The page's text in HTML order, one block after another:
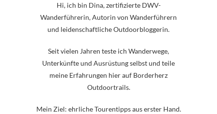
Hi, ich bin Dina, zertifizierte DWV-
Wanderführerin, Autorin von Wanderführern
und leidenschaftliche Outdoorbloggerin.
Seit vielen Jahren teste ich Wanderwege,
Unterkünfte und Ausrüstung selbst und teile
meine Erfahrungen hier auf Borderherz
Outdoortrails.
Mein Ziel: ehrliche Tourentipps aus erster Hand.